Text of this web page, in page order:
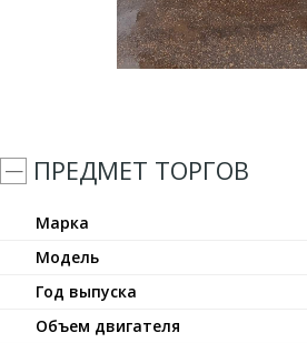
ПРЕДМЕТ ТОРГОВ
Марка
Модель
Год выпуска
Объем двигателя